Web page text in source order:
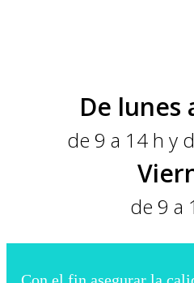
De lunes
de 9 a 14 h y
de 9 a